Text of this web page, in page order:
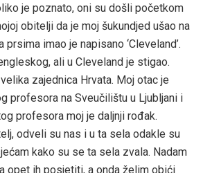
je poznato, oni su došli početkom
obitelji da je moj šukundjed ušao na
prsima imao je napisano ‘Cleveland’.
ali u Cleveland je stigao.
zajednica Hrvata. Moj otac je
profesora na Sveučilištu u Ljubljani i
profesora moj je daljnji rođak.
odveli su nas i u ta sela odakle su
kako su se ta sela zvala. Nadam
opet ih posjetiti, a onda želim obići